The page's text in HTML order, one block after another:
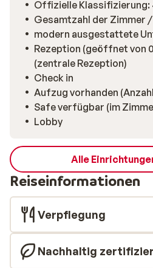
Offizielle Klassifizierung:
Gesamtzahl der Zimmer
modern ausgestattete
Rezeption (geöffnet von 08:00
(zentrale Rezeption)
Check in
Aufzug vorhanden
Safe verfügbar (im
Lobby
Alle
Reiseinformationen
Verpflegung
Nachhaltig